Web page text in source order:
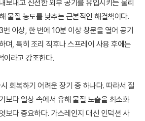
보내고 신선한 외부 공기를 유입시키는 물리
물질 농도를 낮추는 근본적인 해결책이다.
이상, 한 번에 10분 이상 창문을 열어 공기
며, 특히 조리 직후나 스프레이 사용 후에는
이라고 강조한다.
회복하기 어려운 장기 중 하나다. 따라서 질
보다 일상 속에서 유해 물질 노출을 최소화
보다 중요하다. 가스레인지 대신 인덕션 사